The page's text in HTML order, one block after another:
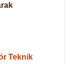
Teknik